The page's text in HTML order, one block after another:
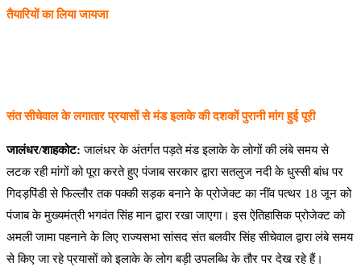
तैयारियों का लिया जायजा
संत सीचेवाल के लगातार प्रयासों से मंड इलाके की दशकों पुरानी मांग हुई पूरी
जालंधर/शाहकोट:जालंधर के अंतर्गत पड़ते मंड इलाके के लोगों की लंबे समय से
लटक रही मांगों को पूरा करते हुए पंजाब सरकार द्वारा सतलुज नदी के धुस्सी बांध पर
गिदड़पिंडी से फिल्लौर तक पक्की सड़क बनाने के प्रोजेक्ट का नींव पत्थर 18 जून को
पंजाब के मुख्यमंत्री भगवंत सिंह मान द्वारा रखा जाएगा। इस ऐतिहासिक प्रोजेक्ट को
अमली जामा पहनाने के लिए राज्यसभा सांसद संत बलवीर सिंह सीचेवाल द्वारा लंबे समय
से किए जा रहे प्रयासों को इलाके के लोग बड़ी उपलब्धि के तौर पर देख रहे हैं।